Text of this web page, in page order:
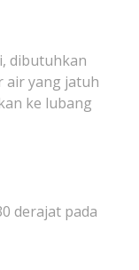
dibutuhkan
air yang jatuh
ke lubang
derajat pada